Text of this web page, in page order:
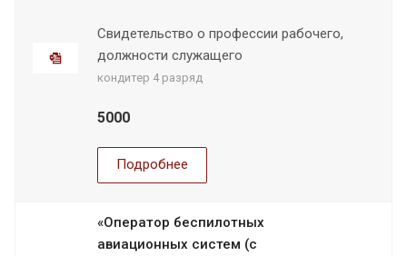
Свидетельство о профессии рабочего,
должности служащего
кондитер 4 разряд
5000
Подробнее
«Оператор беспилотных
авиационных систем (с